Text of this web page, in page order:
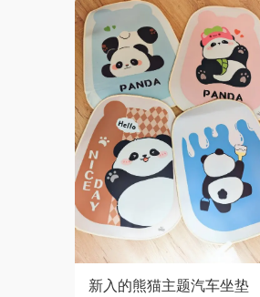
新入的熊猫主题汽车坐垫